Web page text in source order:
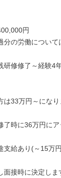
円
の労働について
修修了～経験4
33万円～になり
時に36万円にア
支給あり(～15万
接時に決定しま